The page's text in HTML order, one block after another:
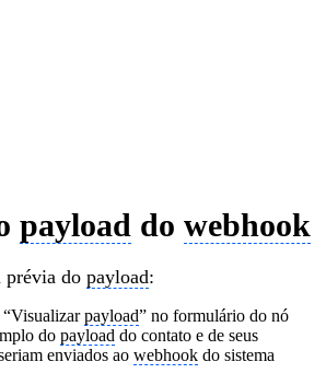
payload do webhook
prévia do payload:
payload” no formulário do nó
do payload do contato e de seus
enviados ao webhook do sistema